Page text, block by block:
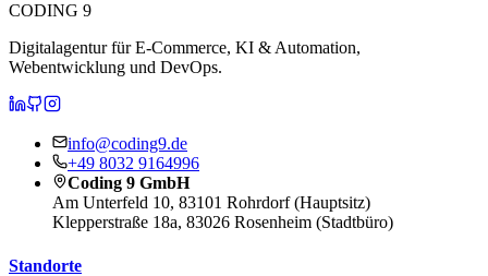
CODING 9
Digitalagentur für E-Commerce, KI & Automation,
Webentwicklung und DevOps.
CODING 9 auf LinkedIn
CODING 9 auf GitHub
CODING 9 auf Instagram
info@coding9.de
+49 8032 9164996
Coding 9 GmbH
Am Unterfeld 10, 83101 Rohrdorf (Hauptsitz)
Klepperstraße 18a, 83026 Rosenheim (Stadtbüro)
Standorte